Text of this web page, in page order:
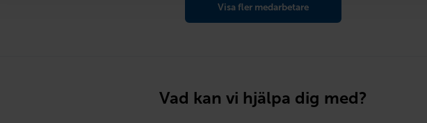
Visa fler medarbetare
Vad kan vi hjälpa dig med?